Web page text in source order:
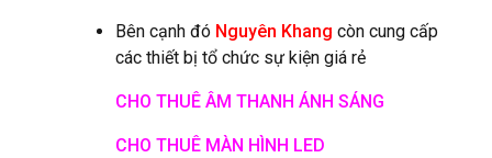
Bên cạnh đó Nguyên Khang còn cung cấp
các thiết bị tổ chức sự kiện giá rẻ
CHO THUÊ ÂM THANH ÁNH SÁNG
CHO THUÊ MÀN HÌNH LED